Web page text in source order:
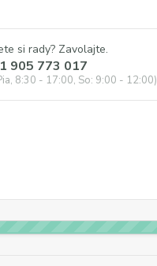
si rady? Zavolajte.
905 773 017
8:30 - 17:00, So: 9:00 - 12:00)